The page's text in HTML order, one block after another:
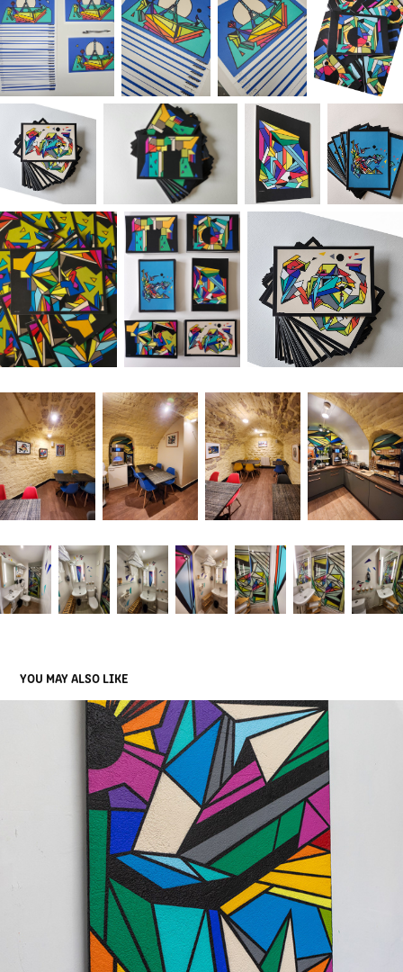
YOU MAY ALSO LIKE
COLLECTION MUSÉE LAUBIE MECANIC ART
2023